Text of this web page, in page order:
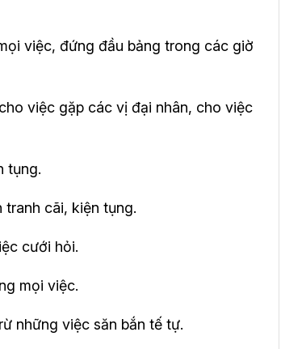
việc, đứng đầu bảng trong các giờ
việc gặp các vị đại nhân, cho việc
tụng.
cãi, kiện tụng.
cưới hỏi.
mọi việc.
những việc săn bắn tế tự.